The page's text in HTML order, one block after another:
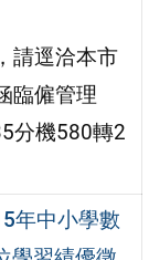
請逕洽本市
臨僱管理
分機580轉2
年中小學數